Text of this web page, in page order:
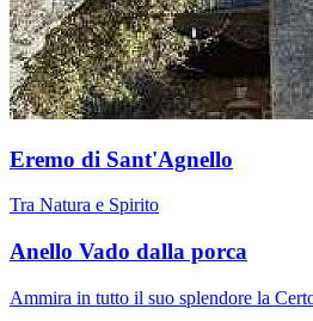
Eremo di Sant'Agnello
Tra Natura e Spirito
Anello Vado dalla porca
Ammira in tutto il suo splendore la